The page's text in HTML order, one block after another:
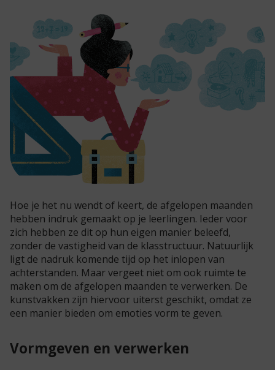
Hoe je het nu wendt of keert, de afgelopen maanden
hebben indruk gemaakt op je leerlingen. Ieder voor
zich hebben ze dit op hun eigen manier beleefd,
zonder de vastigheid van de klasstructuur. Natuurlijk
ligt de nadruk komende tijd op het inlopen van
achterstanden. Maar vergeet niet om ook ruimte te
maken om de afgelopen maanden te verwerken. De
kunstvakken zijn hiervoor uiterst geschikt, omdat ze
een manier bieden om emoties vorm te geven.
Vormgeven en verwerken